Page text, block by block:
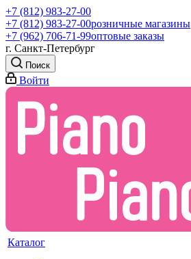
+7 (812) 983-27-00
+7 (812) 983-27-00розничные магазины
+7 (962) 706-71-99оптовые заказы
г. Санкт-Петербург
Поиск
Войти
Каталог